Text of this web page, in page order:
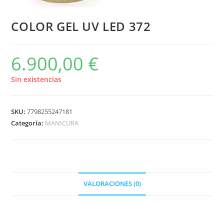
COLOR GEL UV LED 372
6.900,00 €
Sin existencias
SKU:7798255247181
Categoría: MANICURA
VALORACIONES (0)